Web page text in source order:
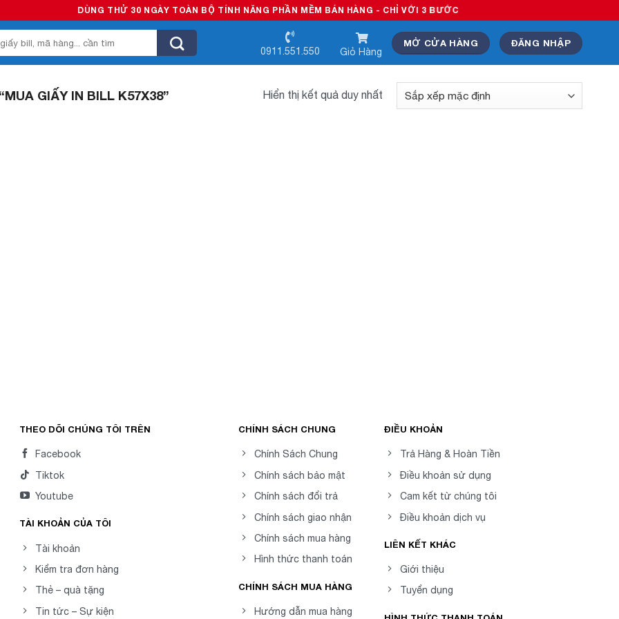
DÙNG THỬ 30 NGÀY TOÀN BỘ TÍNH NĂNG PHẦN MỀM BÁN HÀNG - CHỈ VỚI 3 BƯỚC
0911.551.550 Giỏ Hàng
MỞ CỬA HÀNG ĐĂNG NHẬP
GIẤY IN BILL K57X38” Hiển thị kết quả duy nhất
THEO DÕI CHÚNG TÔI TRÊN
Facebook
Tiktok
Youtube
TÀI KHOẢN CỦA TÔI
Tài khoản
Kiểm tra đơn hàng
Thẻ – quà tặng
Tin tức – Sự kiện
CHÍNH SÁCH CHUNG
Chính Sách Chung
Chính sách bảo mật
Chính sách đổi trả
Chính sách giao nhận
Chính sách mua hàng
Hình thức thanh toán
CHÍNH SÁCH MUA HÀNG
Hướng dẫn mua hàng
ĐIỀU KHOẢN
Trả Hàng & Hoàn Tiền
Điều khoản sử dụng
Cam kết từ chúng tôi
Điều khoản dịch vụ
LIÊN KẾT KHÁC
Giới thiệu
Tuyển dụng